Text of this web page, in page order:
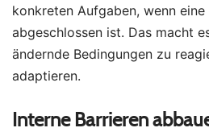
konkreten Aufgaben, wenn
abgeschlossen ist. Das macht
ändernde Bedingungen zu
adaptieren.
Interne Barrieren